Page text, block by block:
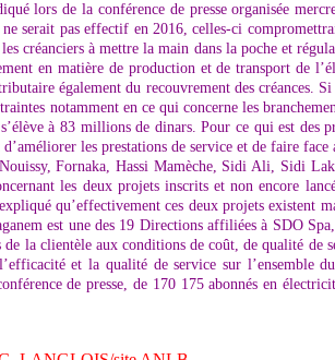
lors de la conférence de presse organisée
pas effectif en 2016, celles-ci
créanciers à mettre la main dans la poche et
en matière de production et de transport de
également du recouvrement des créances.
notamment en ce qui concerne les
à 83 millions de dinars. Pour ce qui est
les prestations de service et de faire face
Fornaka, Hassi Mamèche, Sidi Ali, Sidi
les deux projets inscrits et non encore
qu’effectivement ces deux projets existent
est une des 19 Directions affiliées à SDO
la clientèle aux conditions de coût, de qualité
et la qualité de service sur l’ensemble
de presse, de 170 175 abonnés en